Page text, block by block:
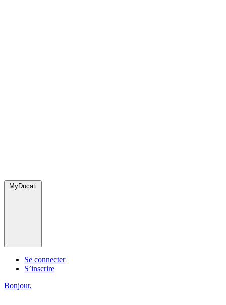
MyDucati
Se connecter
S’inscrire
Bonjour,